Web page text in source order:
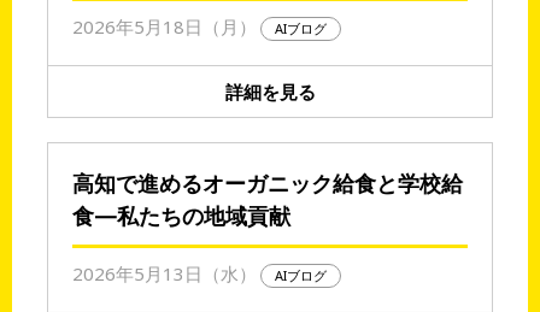
2026年5月18日（月） AIブログ
詳細を見る
高知で進めるオーガニック給食と学校給
食—私たちの地域貢献
2026年5月13日（水） AIブログ